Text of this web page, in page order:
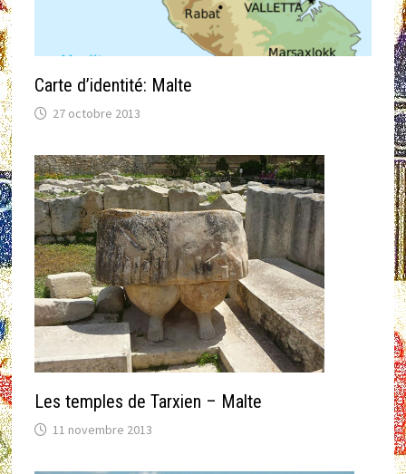
Carte d’identité: Malte
27 octobre 2013
Les temples de Tarxien – Malte
11 novembre 2013